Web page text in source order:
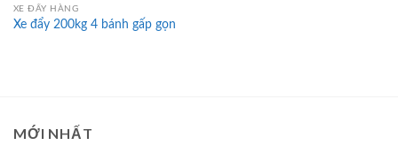
XE ĐẨY HÀNG
Xe đẩy 200kg 4 bánh gấp gọn
MỚI NHẤT